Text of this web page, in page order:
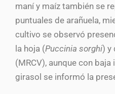
maní y maíz también se
puntuales de arañuela,
cultivo se observó
la hoja (Puccinia sorghi) y
(MRCV), aunque con
girasol se informó la